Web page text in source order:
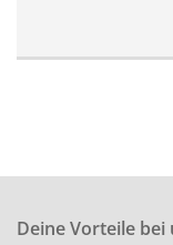
Deine Vorteile bei